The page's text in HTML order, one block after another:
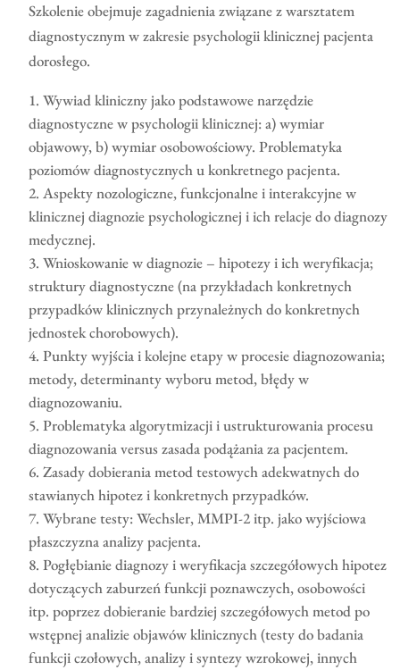
Szkolenie obejmuje zagadnienia związane z warsztatem
diagnostycznym w zakresie psychologii klinicznej pacjenta
dorosłego.
Wywiad kliniczny jako podstawowe narzędzie
diagnostyczne w psychologii klinicznej: a) wymiar
objawowy, b) wymiar osobowościowy. Problematyka
poziomów diagnostycznych u konkretnego pacjenta.
Aspekty nozologiczne, funkcjonalne i interakcyjne w
klinicznej diagnozie psychologicznej i ich relacje do diagnozy
medycznej.
Wnioskowanie w diagnozie – hipotezy i ich weryfikacja;
struktury diagnostyczne (na przykładach konkretnych
przypadków klinicznych przynależnych do konkretnych
jednostek chorobowych).
Punkty wyjścia i kolejne etapy w procesie diagnozowania;
metody, determinanty wyboru metod, błędy w
diagnozowaniu.
Problematyka algorytmizacji i ustrukturowania procesu
diagnozowania versus zasada podążania za pacjentem.
Zasady dobierania metod testowych adekwatnych do
stawianych hipotez i konkretnych przypadków.
Wybrane testy: Wechsler, MMPI-2 itp. jako wyjściowa
płaszczyzna analizy pacjenta.
Pogłębianie diagnozy i weryfikacja szczegółowych hipotez
dotyczących zaburzeń funkcji poznawczych, osobowości
itp. poprzez dobieranie bardziej szczegółowych metod po
wstępnej analizie objawów klinicznych (testy do badania
funkcji czołowych, analizy i syntezy wzrokowej, innych